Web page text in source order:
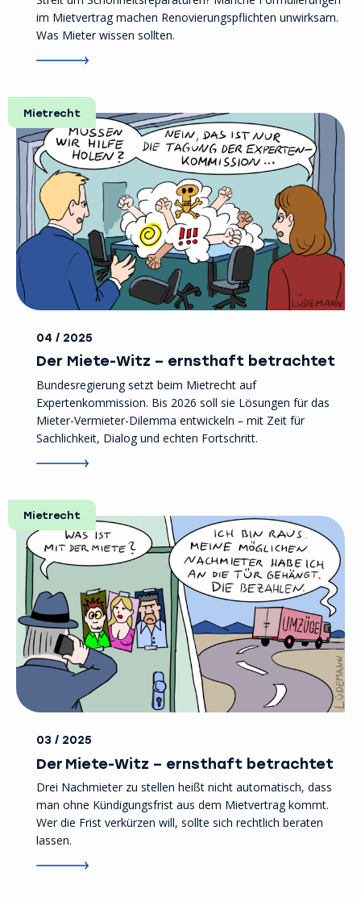
im Mietvertrag machen Renovierungspflichten unwirksam.
Was Mieter wissen sollten.
Mietrecht
04 / 2025
Der Miete-Witz – ernsthaft betrachtet
Bundesregierung setzt beim Mietrecht auf
Expertenkommission. Bis 2026 soll sie Lösungen für das
Mieter-Vermieter-Dilemma entwickeln – mit Zeit für
Sachlichkeit, Dialog und echten Fortschritt.
Mietrecht
03 / 2025
Der Miete-Witz – ernsthaft betrachtet
Drei Nachmieter zu stellen heißt nicht automatisch, dass
man ohne Kündigungsfrist aus dem Mietvertrag kommt.
Wer die Frist verkürzen will, sollte sich rechtlich beraten
lassen.